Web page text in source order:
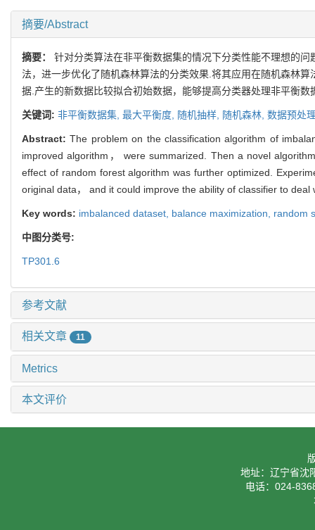
摘要/Abstract
摘要： 针对分类算法在非平衡数据集的情况下分类性能不理想的
法，进一步优化了随机森林算法的分类效果.将其应用在随机森林
据.产生的新数据比较拟合初始数据，能够提高分类器处理非平衡数
关键词: 非平衡数据集, 最大平衡度, 随机抽样, 随机森林, 数据预处
Abstract:The problem on the classification algorithm of
improved algorithm， were summarized. Then a novel
effect of random forest algorithm was further optimized.
original data， and it could improve the ability of classifier to deal
Key words: imbalanced dataset, balance maximization, random
中图分类号:
TP301.6
参考文献
相关文章 11
Metrics
本文评价
地址：辽宁省沈
电话：024-